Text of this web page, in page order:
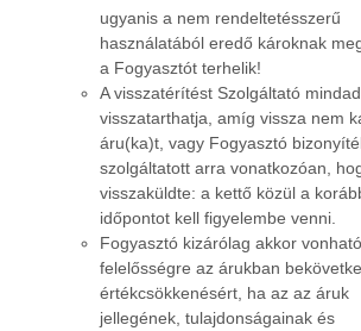
ugyanis a nem rendeltetésszerű
használatából eredő károknak
a Fogyasztót terhelik!
A visszatérítést Szolgáltató
visszatarthatja, amíg vissza nem
áru(ka)t, vagy Fogyasztó
szolgáltatott arra vonatkozóan,
visszaküldte: a kettő közül a
időpontot kell figyelembe venni.
Fogyasztó kizárólag akkor vonható
felelősségre az árukban
értékcsökkenésért, ha az az áruk
jellegének, tulajdonságainak és